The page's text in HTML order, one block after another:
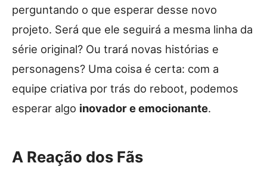
perguntando o que esperar desse novo
projeto. Será que ele seguirá a mesma linha da
série original? Ou trará novas histórias e
personagens? Uma coisa é certa: com a
equipe criativa por trás do reboot, podemos
esperar algo inovador e emocionante.
A Reação dos Fãs